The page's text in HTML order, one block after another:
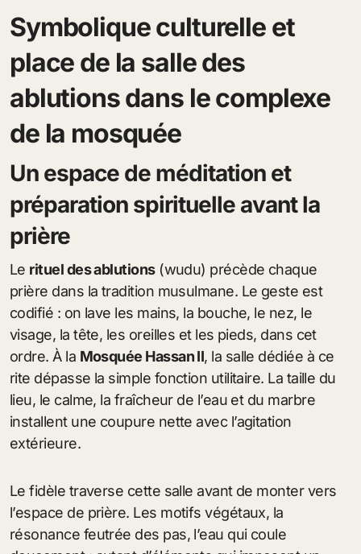
Symbolique culturelle et
place de la salle des
ablutions dans le complexe
de la mosquée
Un espace de méditation et
préparation spirituelle avant la
prière
Le rituel des ablutions(wudu) précède chaque
prière dans la tradition musulmane. Le geste est
codifié : on lave les mains, la bouche, le nez, le
visage, la tête, les oreilles et les pieds, dans cet
ordre. À la Mosquée Hassan II, la salle dédiée à ce
rite dépasse la simple fonction utilitaire. La taille du
lieu, le calme, la fraîcheur de l’eau et du marbre
installent une coupure nette avec l’agitation
extérieure.
Le fidèle traverse cette salle avant de monter vers
l’espace de prière. Les motifs végétaux, la
résonance feutrée des pas, l’eau qui coule